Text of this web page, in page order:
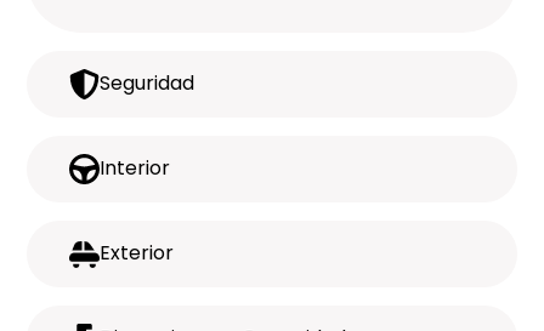
Seguridad
Interior
Exterior